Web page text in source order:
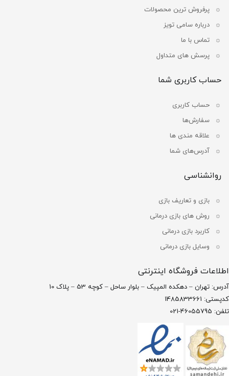
پرفروش ترین محصولات
درباره سامی تویز
تماس با ما
پرسش های متداول
حساب کاربری شما
حساب کاربری
سفارش‌ها
علاقه مندی ها
آدرس‌های شما
روانشناسی
بازی و تعاریف بازی
روش های بازی درمانی
کاربرد بازی درمانی
وسایل بازی درمانی
اطلاعات فروشگاه اینترنتی
آدرس: تهران – دهکده المپیک – بلوار ساحل – کوچه 53 – پلاک 10
کدپستی: 1485833661
تلفن: 46055795-021